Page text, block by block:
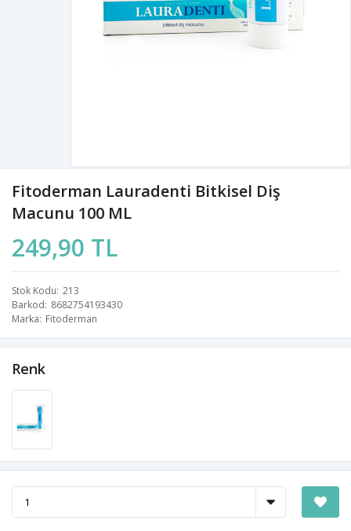
Fitoderman Lauradenti Bitkisel Diş
Macunu 100 ML
249,90 TL
Stok Kodu 213
Barkod 8682754193430
Marka Fitoderman
Renk